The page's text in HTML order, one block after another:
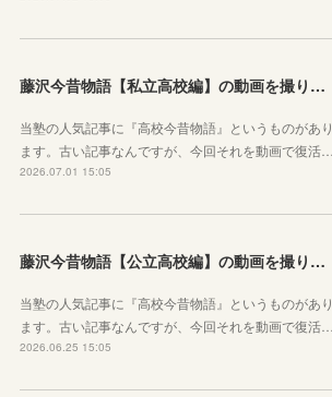
藤沢今昔物語【私立高校編】の動画を撮りました！
当塾の人気記事に『高校今昔物語』というものがあり
ます。古い記事なんですが、今回それを動画で復活…
2026.07.01 15:05
藤沢今昔物語【公立高校編】の動画を撮りました！
当塾の人気記事に『高校今昔物語』というものがあり
ます。古い記事なんですが、今回それを動画で復活…
2026.06.25 15:05